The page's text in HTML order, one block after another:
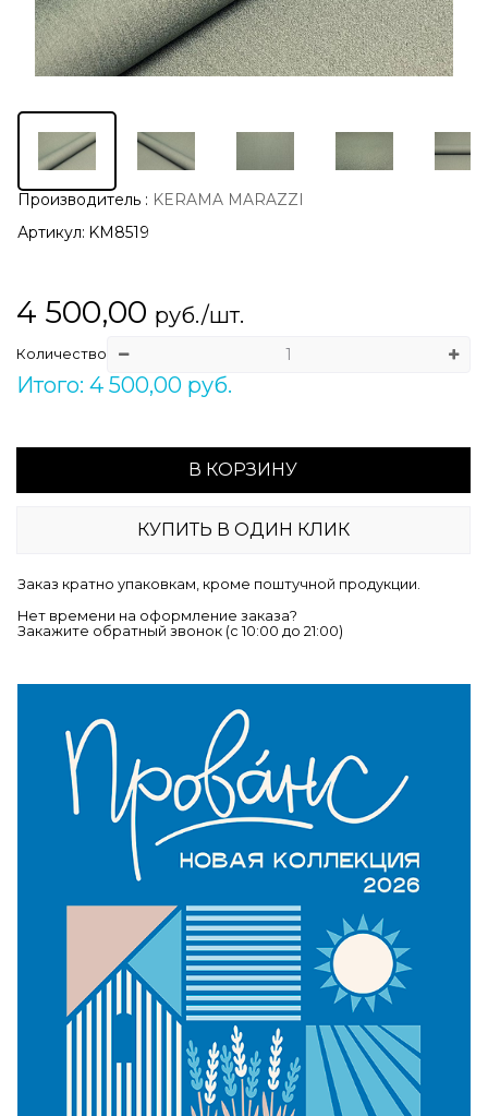
Производитель : KERAMA MARAZZI
Артикул: KM8519
4 500,00 руб./шт.
Количество
Итого: 4 500,00 руб.
В КОРЗИНУ
КУПИТЬ В ОДИН КЛИК
Заказ кратно упаковкам, кроме поштучной продукции.
Нет времени на оформление заказа?
Закажите обратный звонок (c 10:00 до 21:00)